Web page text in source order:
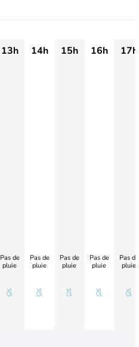
13h 14h 15h 16h
17h
Pas de
pluie
Pas de
pluie
Pas de
pluie
Pas de
pluie
Pas de
pluie